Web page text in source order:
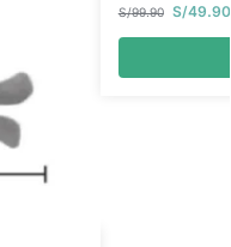
S/99.90 S/49.90